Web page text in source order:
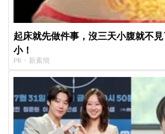
起床就先做件事，沒三天小腹就不
小！
PR・新素簡